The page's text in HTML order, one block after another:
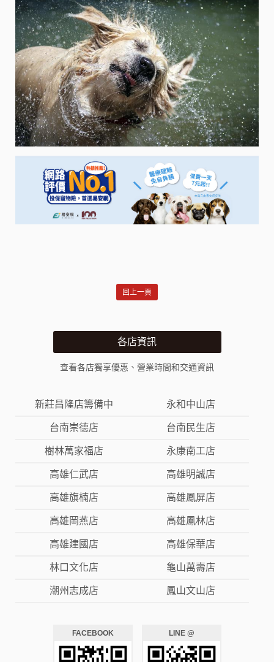
回上一頁
各店資訊
查看各店獨享優惠、營業時間和交通資訊
新莊昌隆店籌備中 永和中山店
台南崇德店 台南民生店
樹林萬家福店 永康南工店
高雄仁武店 高雄明誠店
高雄旗楠店 高雄鳳屏店
高雄岡燕店 高雄鳳林店
高雄建國店 高雄保華店
林口文化店 龜山萬壽店
潮州志成店 鳳山文山店
FACEBOOK LINE @